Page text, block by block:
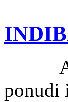
ponudi